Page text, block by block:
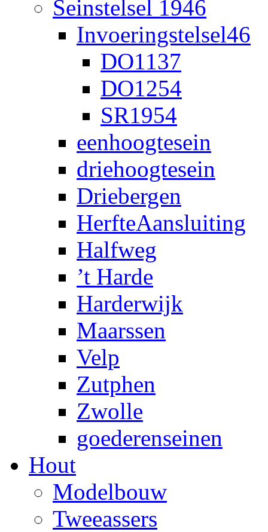
Seinstelsel 1946
Invoeringstelsel46
DO1137
DO1254
SR1954
eenhoogtesein
driehoogtesein
Driebergen
HerfteAansluiting
Halfweg
’t Harde
Harderwijk
Maarssen
Velp
Zutphen
Zwolle
goederenseinen
Hout
Modelbouw
Tweeassers